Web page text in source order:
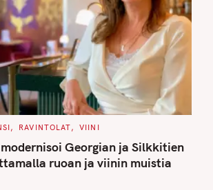
RAVINTOLAT VIINI
Georgian ja Silkkitien
ruoan ja viinin muistia